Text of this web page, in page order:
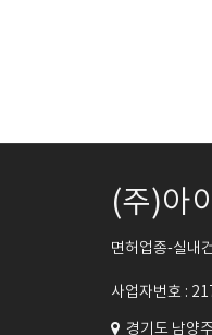
(주)아
면허업종-실내
사업자번호 :
경기도 남양